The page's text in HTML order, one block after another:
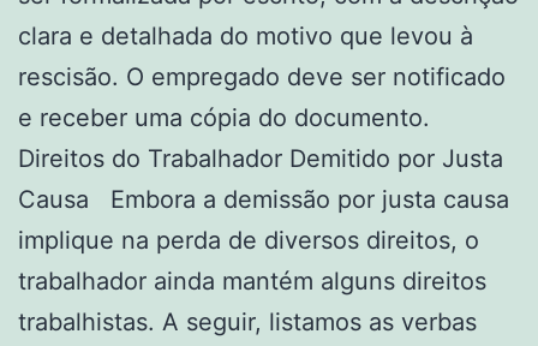
clara e detalhada do motivo que levou à
rescisão. O empregado deve ser notificado
e receber uma cópia do documento.
Direitos do Trabalhador Demitido por Justa
Causa Embora a demissão por justa causa
implique na perda de diversos direitos, o
trabalhador ainda mantém alguns direitos
trabalhistas. A seguir, listamos as verbas